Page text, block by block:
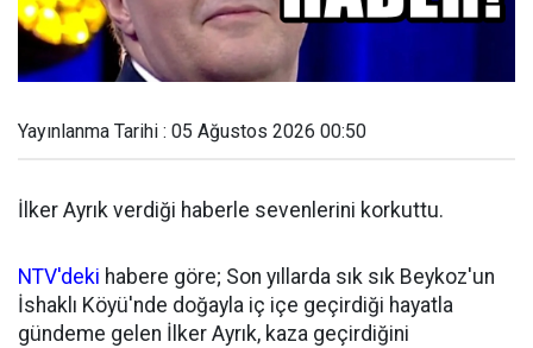
Yayınlanma Tarihi : 05 Ağustos 2026 00:50
İlker Ayrık verdiği haberle sevenlerini korkuttu.
NTV'deki habere göre; Son yıllarda sık sık Beykoz'un
İshaklı Köyü'nde doğayla iç içe geçirdiği hayatla
gündeme gelen İlker Ayrık, kaza geçirdiğini